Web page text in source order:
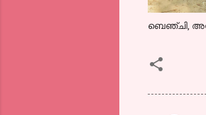
ബെഞ്ചി,